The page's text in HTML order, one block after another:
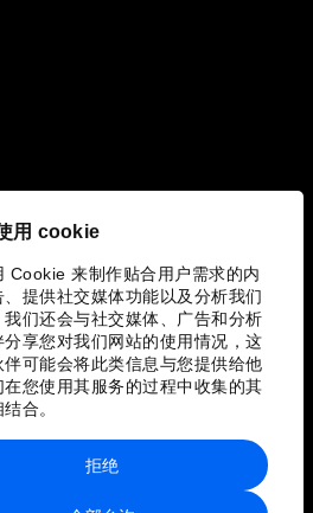
用 cookie
Cookie 来制作贴合用户需求的内
、提供社交媒体功能以及分析我们
我们还会与社交媒体、广告和分析
分享您对我们网站的使用情况，这
伴可能会将此类信息与您提供给他
在您使用其服务的过程中收集的其
合。
拒绝